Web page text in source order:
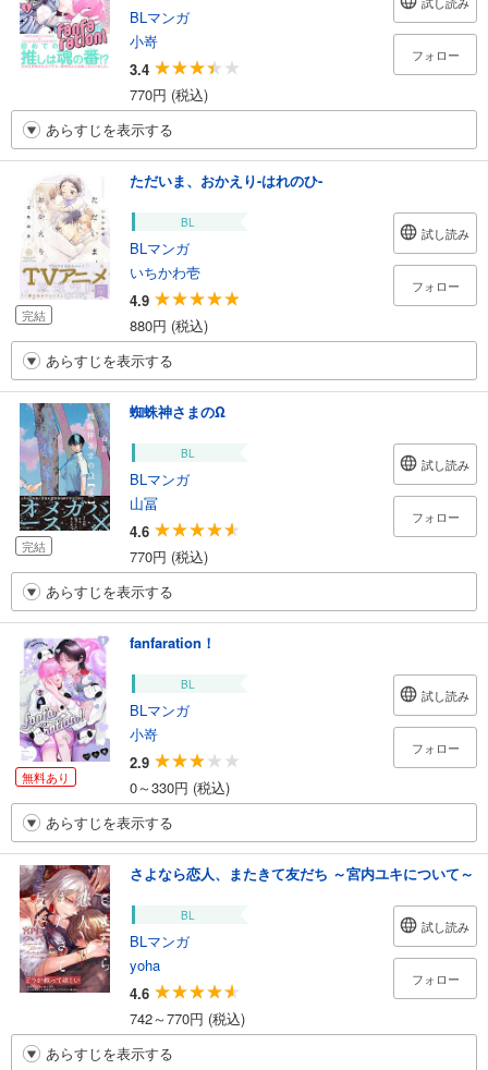
BLマンガ
小嵜
3.4
770円 (税込)
フォロー
あらすじを表示する
完結
ただいま、おかえり-はれのひ-
BL
BLマンガ
いちかわ壱
4.9
880円 (税込)
試し読み
フォロー
あらすじを表示する
完結
蜘蛛神さまのΩ
BL
BLマンガ
山冨
4.6
770円 (税込)
試し読み
フォロー
あらすじを表示する
無料あり
fanfaration！
BL
BLマンガ
小嵜
2.9
0～330円 (税込)
試し読み
フォロー
あらすじを表示する
さよなら恋人、またきて友だち ～宮内ユキについて～
BL
BLマンガ
yoha
4.6
742～770円 (税込)
試し読み
フォロー
あらすじを表示する